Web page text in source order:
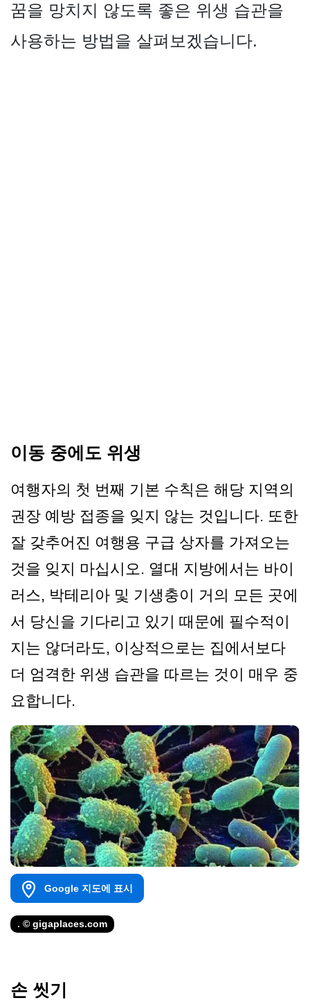
꿈을 망치지 않도록 좋은 위생 습관을
사용하는 방법을 살펴보겠습니다.
이동 중에도 위생
여행자의 첫 번째 기본 수칙은 해당 지역의
권장 예방 접종을 잊지 않는 것입니다. 또한
잘 갖추어진 여행용 구급 상자를 가져오는
것을 잊지 마십시오. 열대 지방에서는 바이
러스, 박테리아 및 기생충이 거의 모든 곳에
서 당신을 기다리고 있기 때문에 필수적이
지는 않더라도, 이상적으로는 집에서보다
더 엄격한 위생 습관을 따르는 것이 매우 중
요합니다.
Google 지도에 표시
. © gigaplaces.com
손 씻기